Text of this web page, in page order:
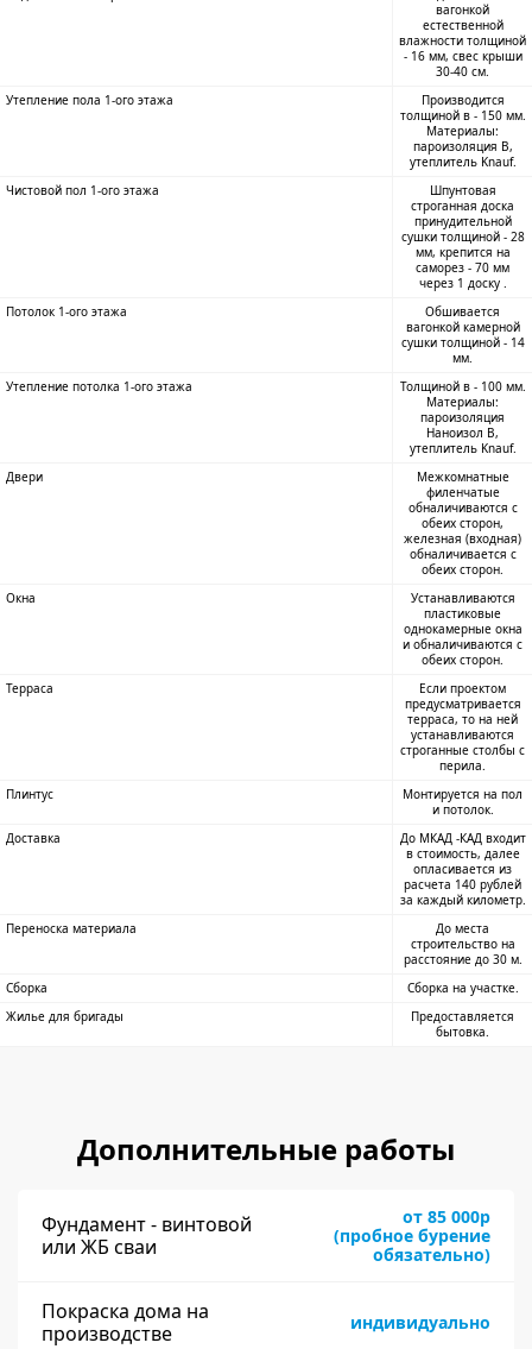
вагонкой
естественной
влажности толщиной
- 16 мм, свес крыши
30-40 см.
Утепление пола 1-ого этажа
Производится
толщиной в - 150 мм.
Материалы:
пароизоляция B,
утеплитель Knauf.
Чистовой пол 1-ого этажа
Шпунтовая
строганная доска
принудительной
сушки толщиной - 28
мм, крепится на
саморез - 70 мм
через 1 доску .
Потолок 1-ого этажа
Обшивается
вагонкой камерной
сушки толщиной - 14
мм.
Утепление потолка 1-ого этажа
Толщиной в - 100 мм.
Материалы:
пароизоляция
Наноизол B,
утеплитель Knauf.
Двери
Межкомнатные
филенчатые
обналичиваются с
обеих сторон,
железная (входная)
обналичивается с
обеих сторон.
Окна
Устанавливаются
пластиковые
однокамерные окна
и обналичиваются с
обеих сторон.
Терраса
Если проектом
предусматривается
терраса, то на ней
устанавливаются
строганные столбы с
перила.
Плинтус
Монтируется на пол
и потолок.
Доставка
До МКАД -КАД входит
в стоимость, далее
опласивается из
расчета 140 рублей
за каждый километр.
Переноска материала
До места
строительство на
расстояние до 30 м.
Сборка
Сборка на участке.
Жилье для бригады
Предоставляется
бытовка.
Дополнительные работы
Фундамент - винтовой
или ЖБ сваи
от 85 000р
(пробное бурение
обязательно)
Покраска дома на
производстве
индивидуально